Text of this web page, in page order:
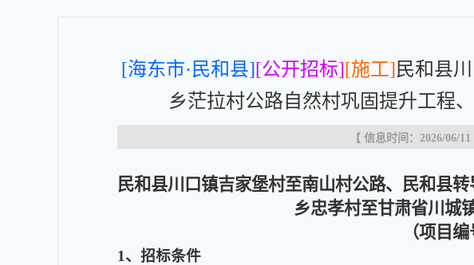
[海东市·民和县][公开招标][施工]民和县
乡茫拉村公路自然村巩固提升工程
【 信息时间：2026/06/
民和县川口镇吉家堡村至南山村公路、民和县
乡忠孝村至甘肃省川城
（项目
1、招标条件